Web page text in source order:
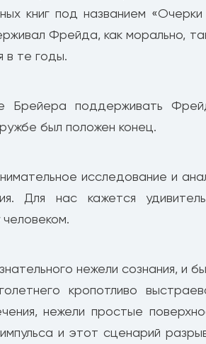
книг под названием
Фрейда, как морально,
в те годы.
Брейера поддерживать
был положен конец.
исследование и
Для нас кажется
нежели сознания, и
кропотливо
нежели простые
и этот сценарий